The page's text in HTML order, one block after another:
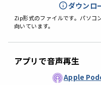
ダウンロ
Zip形式のファイルです。パソコ
向いています。
アプリで音声再生
Apple